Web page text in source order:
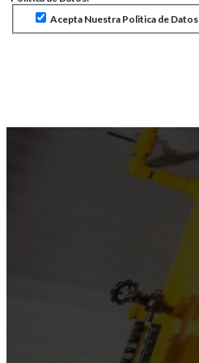
Acepta Nuestra Politica de Datos